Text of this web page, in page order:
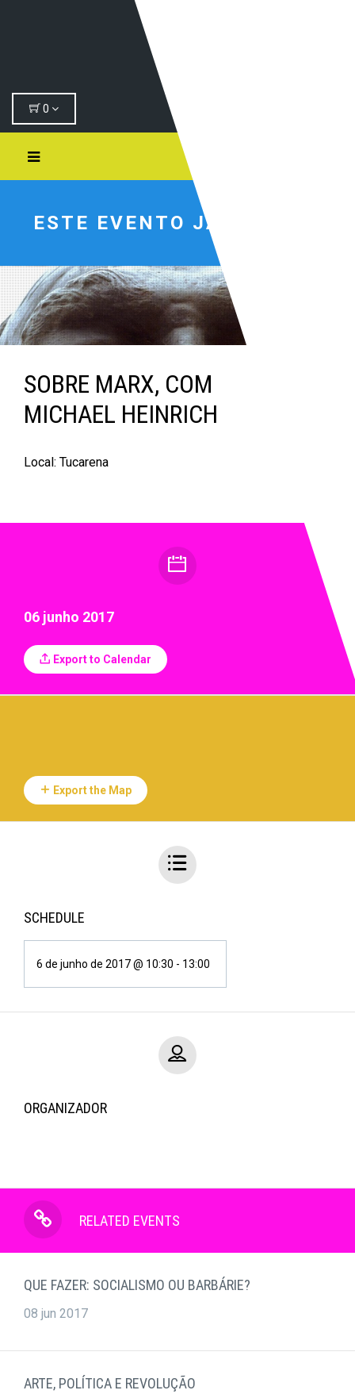
0
ESTE EVENTO JÁ PASSOU.
SOBRE MARX, COM
MICHAEL HEINRICH
Local: Tucarena
06 junho 2017
Export to Calendar
Export the Map
SCHEDULE
6 de junho de 2017 @ 10:30 - 13:00
ORGANIZADOR
RELATED EVENTS
QUE FAZER: SOCIALISMO OU BARBÁRIE?
08 jun 2017
ARTE, POLÍTICA E REVOLUÇÃO